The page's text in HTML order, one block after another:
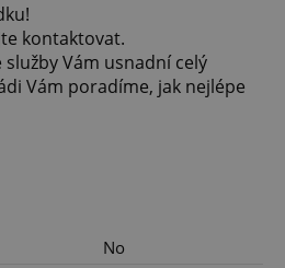
kontaktovat.
Vám usnadní celý
Vám poradíme, jak nejlépe
No